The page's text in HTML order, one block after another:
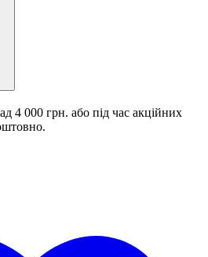
4 000 грн. або під час акційних